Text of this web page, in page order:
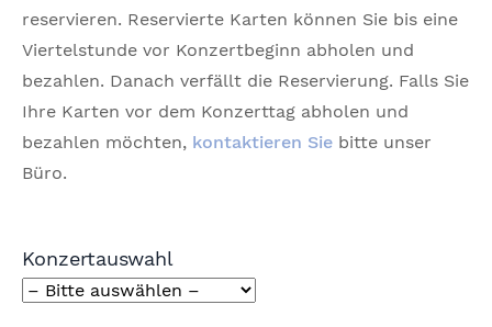
reservieren. Reservierte Karten können Sie bis eine
Viertelstunde vor Konzertbeginn abholen und
bezahlen. Danach verfällt die Reservierung. Falls Sie
Ihre Karten vor dem Konzerttag abholen und
bezahlen möchten, kontaktieren Sie bitte unser
Büro.
Konzertauswahl